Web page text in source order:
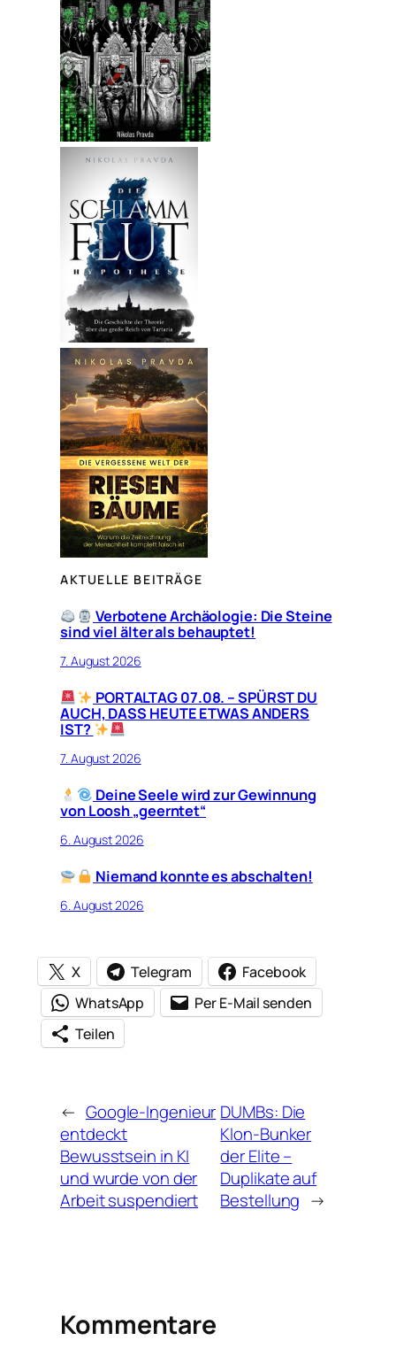
AKTUELLE BEITRÄGE
Verbotene Archäologie: Die Steine
sind viel älter als behauptet!
7. August 2026
PORTALTAG 07.08. – SPÜRST DU
AUCH, DASS HEUTE ETWAS ANDERS
IST?
7. August 2026
Deine Seele wird zur Gewinnung
von Loosh „geerntet“
6. August 2026
Niemand konnte es abschalten!
6. August 2026
X Telegram
Facebook
WhatsApp
Per E-Mail senden
Teilen
← Google-Ingenieur
entdeckt
Bewusstsein in KI
und wurde von der
Arbeit suspendiert
DUMBs: Die
Klon-Bunker
der Elite –
Duplikate auf
Bestellung →
Kommentare